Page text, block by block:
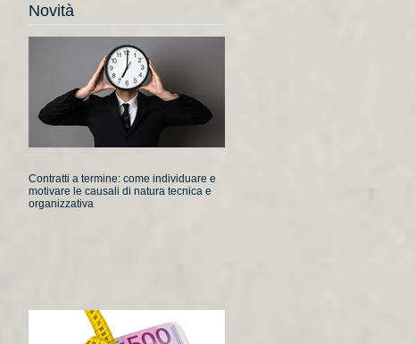
Novità
Contratti a termine: come individuare e
motivare le causali di natura tecnica e
organizzativa